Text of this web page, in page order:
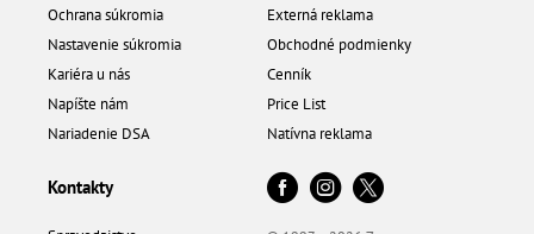
Ochrana súkromia
Nastavenie súkromia
Kariéra u nás
Napíšte nám
Nariadenie DSA
Externá reklama
Obchodné podmienky
Cenník
Price List
Natívna reklama
Kontakty